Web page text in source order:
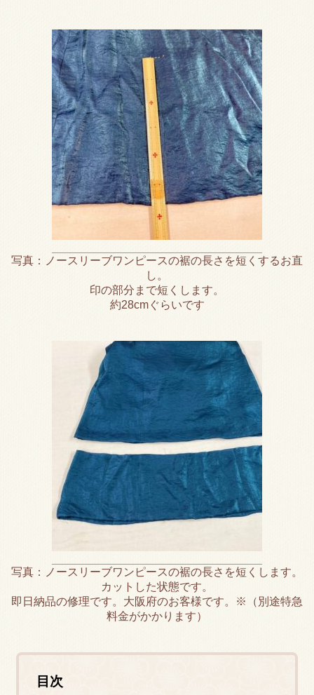
写真：ノースリーブワンピースの裾の長さを短くするお直
し。
印の部分まで短くします。
約28cmぐらいです
写真：ノースリーブワンピースの裾の長さを短くします。
カットした状態です。
即日納品の修理です。大阪府のお客様です。※（別途特急
料金がかかります）
目次